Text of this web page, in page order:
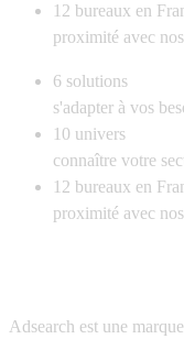
12 bureaux en
proximité avec
6 solutions
s'adapter à vos
10 univers
connaître votre
12 bureaux en
proximité avec
Adsearch est une